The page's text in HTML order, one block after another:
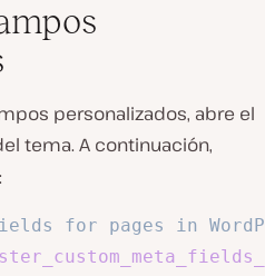
personalizados, abre el
tema. A continuación,
for pages in